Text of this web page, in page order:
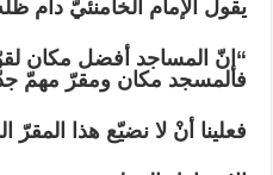
يقول الإمام الخامنئيّ دام
“إنّ المساجد أفضل مكان
فالمسجد مكان ومقرّ مهمّ
فعلينا أنْ لا نضيّع هذا المقرّ